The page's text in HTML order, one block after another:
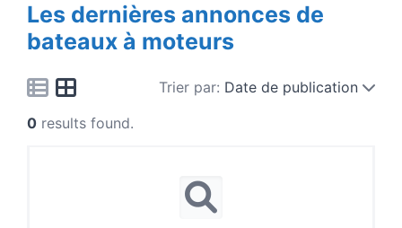
Les dernières annonces de
bateaux à moteurs
Trier par: Date de publication
0 results found.